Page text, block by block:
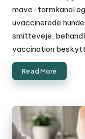
mave-tarmkanal
uvaccinerede
smitteveje,
vaccination
Read More